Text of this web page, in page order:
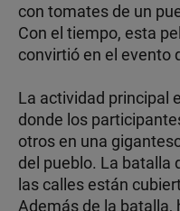
con tomates de un
Con el tiempo, esta
convirtió en el evento
La actividad principal
donde los
otros en una
del pueblo. La batalla
las calles están
Además de la batalla,